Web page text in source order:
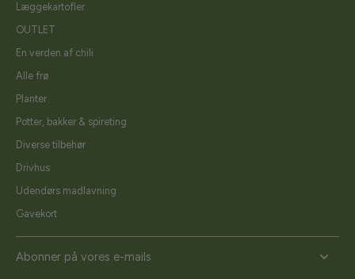
Læggekartofler
OUTLET
En verden af chili
Alle frø
Planter
Potter, bakker & spireting
Diverse tilbehør
Drivhus
Udendørs madlavning
Gavekort
Abonner på vores e-mails